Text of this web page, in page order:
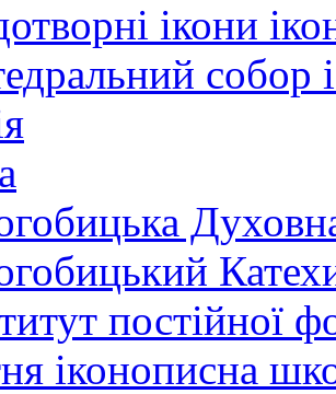
ікони
собор
постійної
іконописна